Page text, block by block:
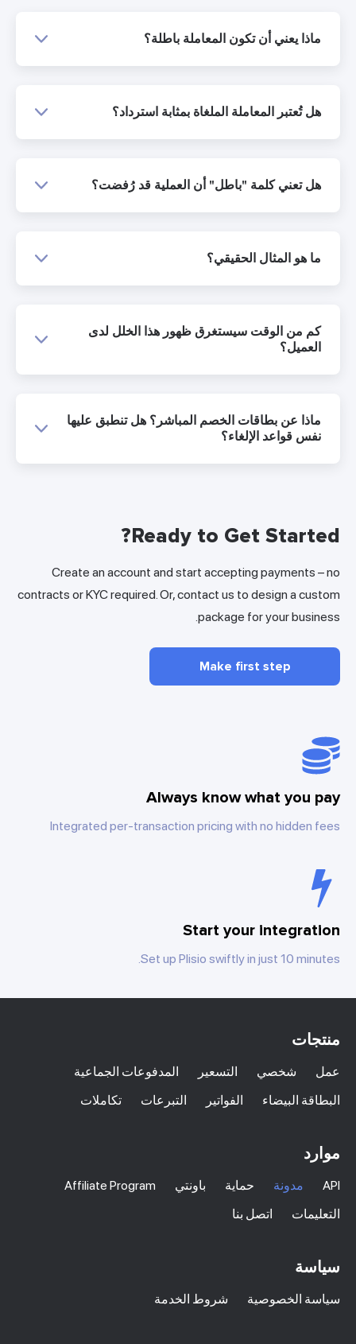
ماذا يعني أن تكون المعاملة باطلة؟
هل تُعتبر المعاملة الملغاة بمثابة استرداد؟
هل تعني كلمة "باطل" أن العملية قد رُفضت؟
ما هو المثال الحقيقي؟
كم من الوقت سيستغرق ظهور هذا الخلل لدى
العميل؟
ماذا عن بطاقات الخصم المباشر؟ هل تنطبق عليها
نفس قواعد الإلغاء؟
Ready to Get Started?
Create an account and start accepting payments – no
contracts or KYC required. Or, contact us to design a custom
package for your business.
Make first step
Always know what you pay
Integrated per-transaction pricing with no hidden fees
Start your integration
Set up Plisio swiftly in just 10 minutes.
منتجات
عمل شخصي التسعير
المدفوعات الجماعية
البطاقة البيضاء
الفواتير التبرعات تكاملات
موارد
API مدونة حماية باونتي
Affiliate Program
التعليمات
اتصل بنا
سياسة
سياسة الخصوصية شروط الخدمة